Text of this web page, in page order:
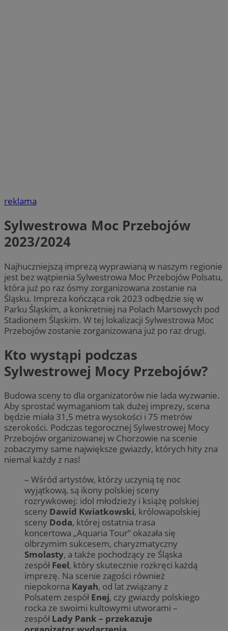
reklama
Sylwestrowa Moc Przebojów
2023/2024
Najhuczniejszą imprezą wyprawianą w naszym regionie
jest bez wątpienia Sylwestrowa Moc Przebojów Polsatu,
która już po raz ósmy zorganizowana zostanie na
Śląsku. Impreza kończąca rok 2023 odbędzie się w
Parku Śląskim, a konkretniej na Polach Marsowych pod
Stadionem Śląskim. W tej lokalizacji Sylwestrowa Moc
Przebojów zostanie zorganizowana już po raz drugi.
Kto wystąpi podczas
Sylwestrowej Mocy Przebojów?
Budowa sceny to dla organizatorów nie lada wyzwanie.
Aby sprostać wymaganiom tak dużej imprezy, scena
będzie miała 31,5 metra wysokości i 75 metrów
szerokości. Podczas tegorocznej Sylwestrowej Mocy
Przebojów organizowanej w Chorzowie na scenie
zobaczymy same największe gwiazdy, których hity zna
niemal każdy z nas!
– Wśród artystów, którzy uczynią tę noc
wyjątkową, są ikony polskiej sceny
rozrywkowej: idol młodzieży i książę polskiej
sceny Dawid Kwiatkowski, królowapolskiej
sceny Doda, której ostatnia trasa
koncertowa „Aquaria Tour” okazała się
olbrzymim sukcesem, charyzmatyczny
Smolasty, a także pochodzący ze Śląska
zespółFeel, który skutecznie rozkręci każdą
imprezę. Na scenie zagości również
niepokorna Kayah, od lat związany z
Polsatem zespółEnej, czy gwiazdy polskiego
rocka ze swoimi kultowymi utworami –
zespółLady Pank – przekazuje